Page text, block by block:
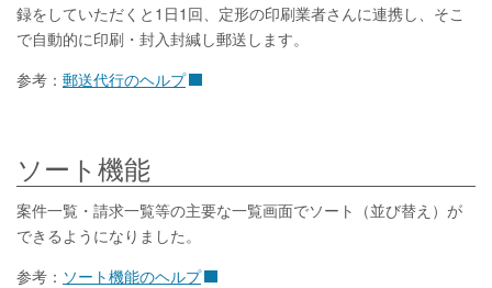
録をしていただくと1日1回、定形の印刷業者さんに連携し、そこ
で自動的に印刷・封入封緘し郵送します。
参考： 郵送代行のヘルプ
ソート機能
案件一覧・請求一覧等の主要な一覧画面でソート（並び替え）が
できるようになりました。
参考： ソート機能のヘルプ